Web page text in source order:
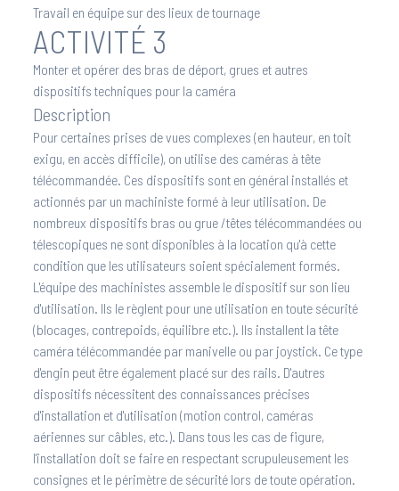
Travail en équipe sur des lieux de tournage
ACTIVITÉ 3
Monter et opérer des bras de déport, grues et autres
dispositifs techniques pour la caméra
Description
Pour certaines prises de vues complexes (en hauteur, en toit
exigu, en accès difficile), on utilise des caméras à tête
télécommandée. Ces dispositifs sont en général installés et
actionnés par un machiniste formé à leur utilisation. De
nombreux dispositifs bras ou grue /têtes télécommandées ou
télescopiques ne sont disponibles à la location qu'à cette
condition que les utilisateurs soient spécialement formés.
L'équipe des machinistes assemble le dispositif sur son lieu
d'utilisation. Ils le règlent pour une utilisation en toute sécurité
(blocages, contrepoids, équilibre etc.). Ils installent la tête
caméra télécommandée par manivelle ou par joystick. Ce type
d'engin peut être également placé sur des rails. D'autres
dispositifs nécessitent des connaissances précises
d'installation et d'utilisation (motion control, caméras
aériennes sur câbles, etc.). Dans tous les cas de figure,
l'installation doit se faire en respectant scrupuleusement les
consignes et le périmètre de sécurité lors de toute opération.